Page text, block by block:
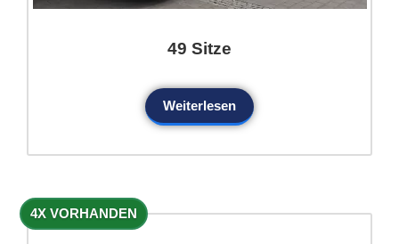
49 Sitze
Weiterlesen
4X VORHANDEN